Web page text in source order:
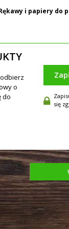
i papiery do
się